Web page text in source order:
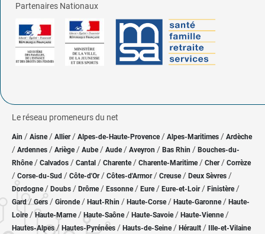
Partenaires Nationaux
Le réseau promeneurs du net
Ain / Aisne/ Allier/ Alpes-de-Haute-Provence / Alpes-Maritimes / Ardèche
/ Ardennes / Ariège/ Aube/ Aude / Aveyron / Bas Rhin / Bouches-du-
Rhône/ Calvados / Cantal / Charente / Charente-Maritime/ Cher / Corrèze
/ Corse-du-Sud / Côte-d'Or / Côtes-d'Armor/ Creuse/ Deux Sèvres /
Dordogne/ Doubs / Drôme/ Essonne / Eure/ Eure-et-Loir / Finistère/
Gard/Gers / Gironde/ Haut-Rhin / Haute-Corse/ Haute-Garonne/ Haute-
Loire/Haute-Marne/ Haute-Saône/ Haute-Savoie/ Haute-Vienne/
Hautes-Alpes/ Hautes-Pyrénées / Hauts-de-Seine/ Hérault / Ille-et-Vilaine